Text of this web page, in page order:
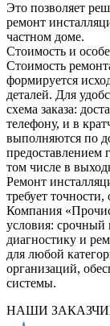
Это позволяет
ремонт
частном доме.
Стоимость и
Стоимость
формируется
деталей. Для
схема заказа:
телефону, и в
выполняются по
предоставлением
том числе в
Ремонт
требует
Компания
условия:
диагностику и
для любой
организаций,
системы.
НАШИ